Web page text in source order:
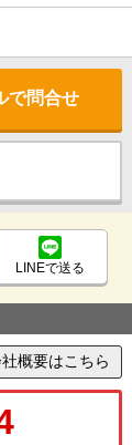
で問合せ
LINEで送る
概要はこちら